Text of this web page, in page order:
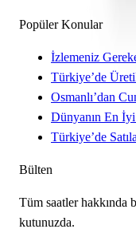
Popüler Konular
İzlemeniz
Türkiye’de
Osmanlı’dan
Dünyanın En
Türkiye’de
Bülten
Tüm saatler hakkında
kutunuzda.